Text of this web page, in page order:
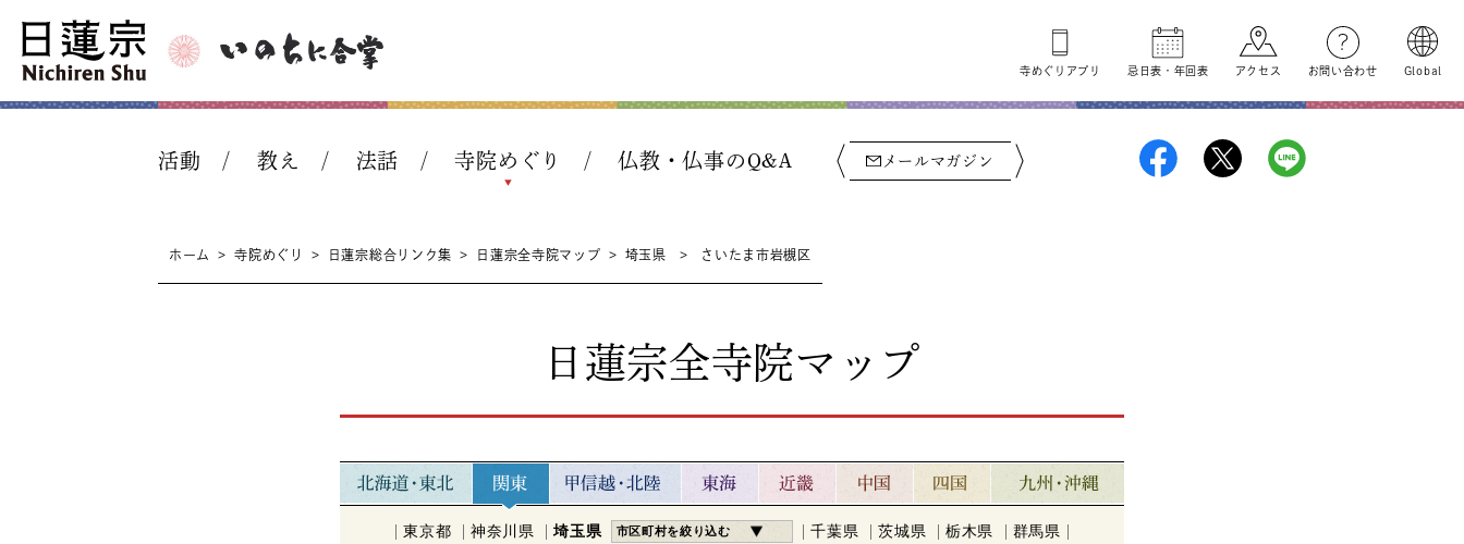
活動 教え 法話 寺院めぐり 仏教・仏事のQ&A メールマガジン
寺めぐり アプリ 忌日表 ・ 年回表 アクセス お問い合わせ Global
ホーム > 寺院めぐり > 日蓮宗総合リンク集 > 日蓮宗全寺院マップ > 埼玉県 > さいたま市岩槻区
日蓮宗全寺院マップ
東京都 神奈川県 埼玉県 市区町村を絞り込む 千葉県 茨城県 栃木県 群馬県